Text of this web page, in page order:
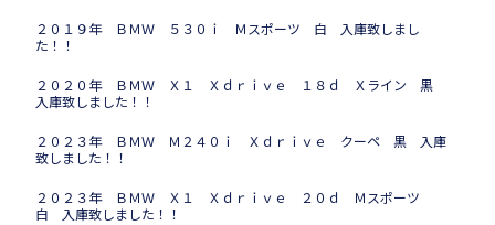
２０１９年 ＢＭＷ ５３０ｉ Ｍスポーツ 白 入庫致しまし
た！！
２０２０年 ＢＭＷ Ｘ１ Ｘｄｒｉｖｅ １８ｄ Ｘライン 黒
入庫致しました！！
２０２３年 ＢＭＷ Ｍ２４０ｉ Ｘｄｒｉｖｅ クーペ 黒 入庫
致しました！！
２０２３年 ＢＭＷ Ｘ１ Ｘｄｒｉｖｅ ２０ｄ Ｍスポーツ
白 入庫致しました！！